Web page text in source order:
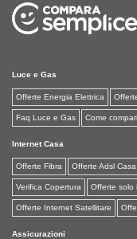
Luce e Gas
Offerte Energia Elettrica
Faq Luce e Gas Come
Internet Casa
Offerte Fibra Offerte Adsl Casa
Verifica Copertura Offerte solo
Offerte Internet Satellitare
Assicurazioni